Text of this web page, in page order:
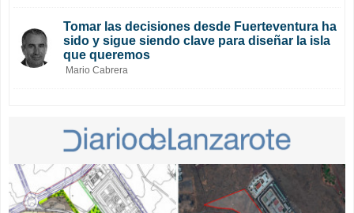
Tomar las decisiones desde Fuerteventura ha
sido y sigue siendo clave para diseñar la isla
que queremos
Mario Cabrera